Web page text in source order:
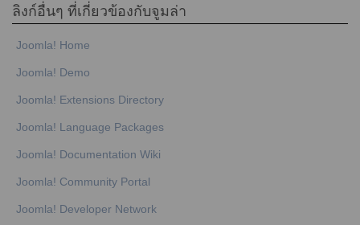
ลิงก์อื่นๆ ที่เกี่ยวข้องกับจูมล่า
Joomla! Home
Joomla! Demo
Joomla! Extensions Directory
Joomla! Language Packages
Joomla! Documentation Wiki
Joomla! Community Portal
Joomla! Developer Network